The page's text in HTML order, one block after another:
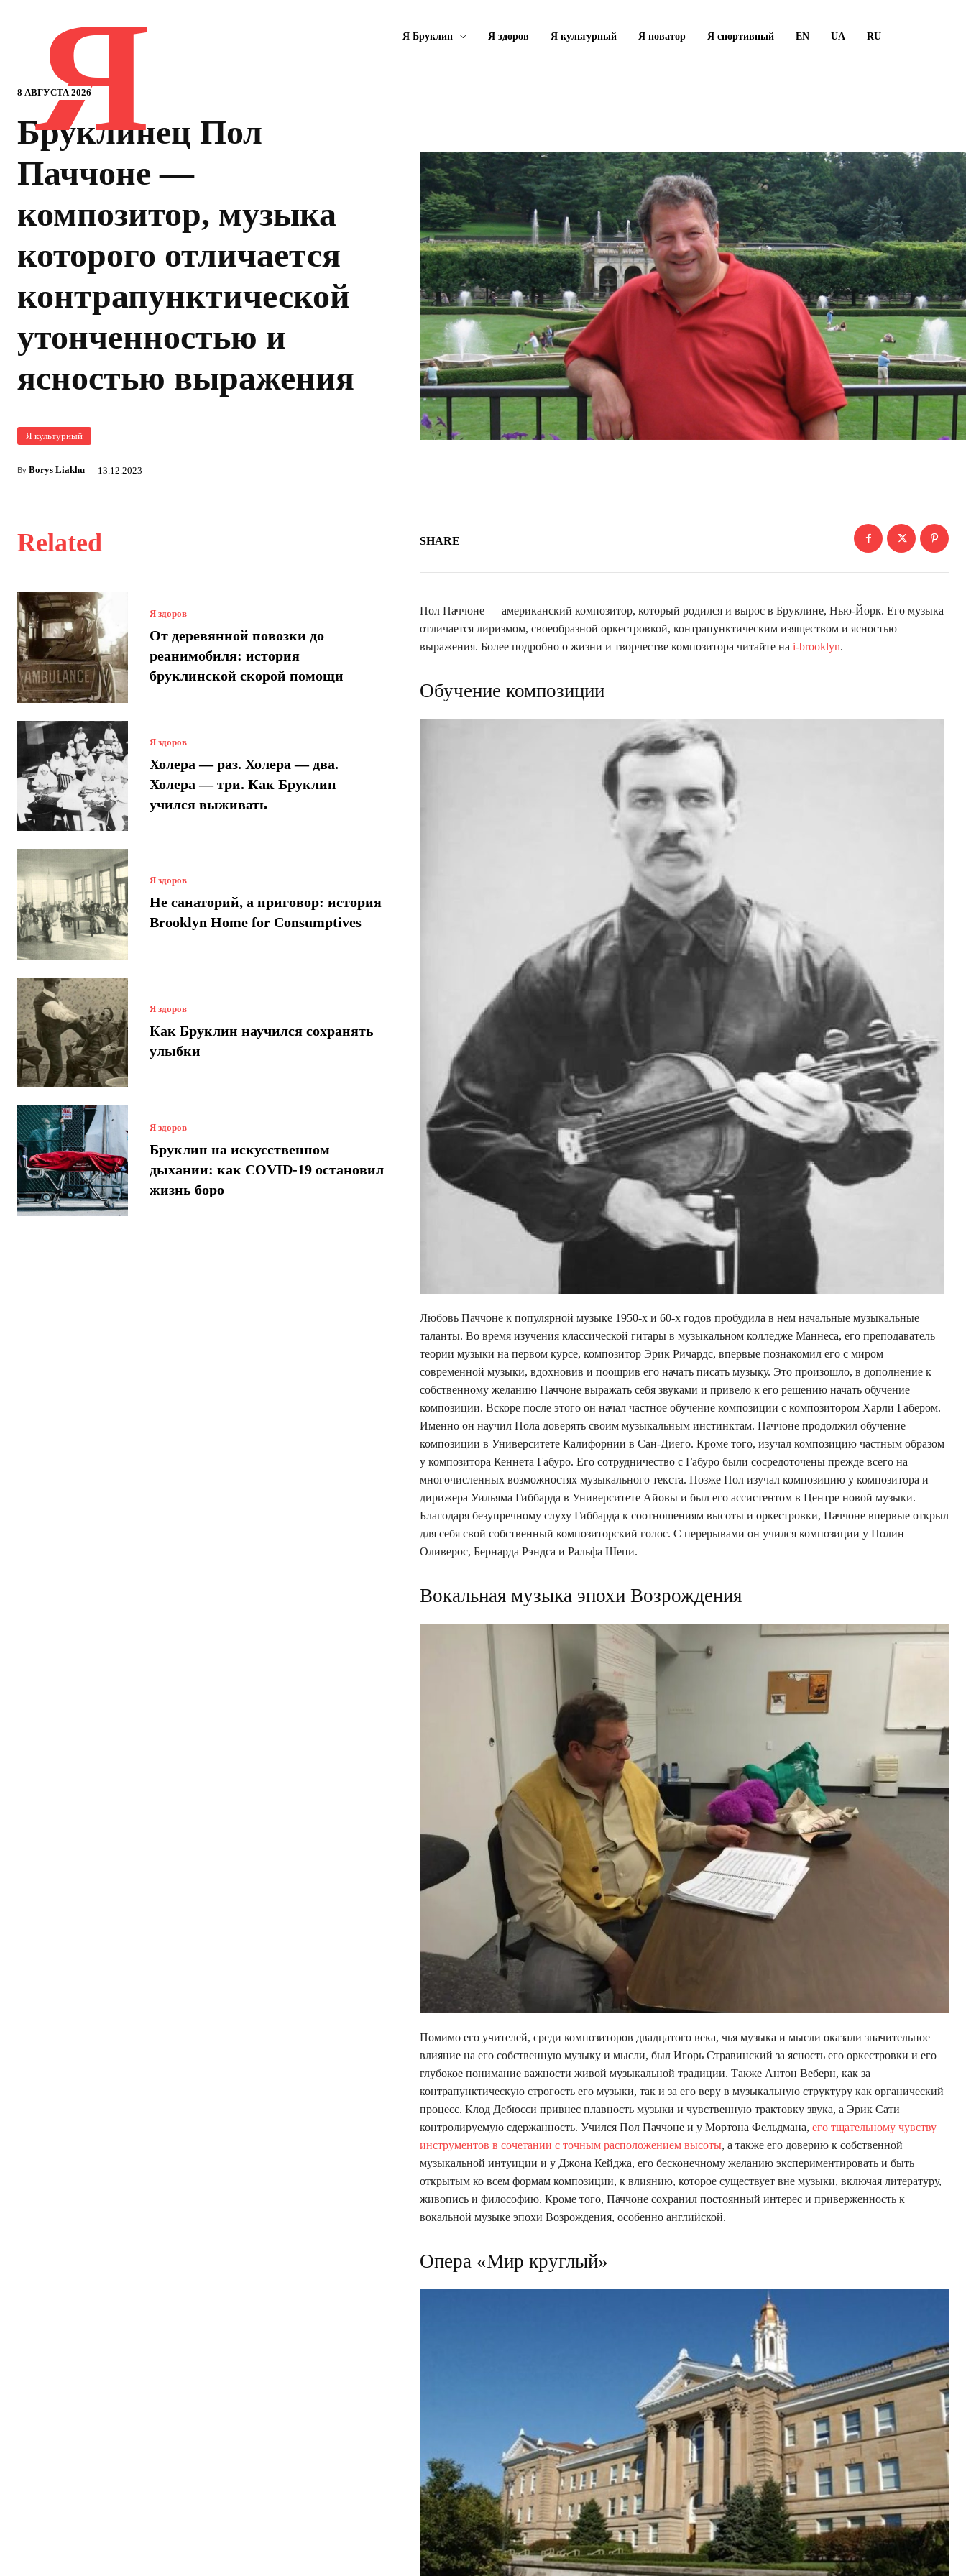
8 АВГУСТА 2026
Я Я Бруклин Я здоров Я культурный Я новатор Я спортивный EN UA RU
Бруклинец Пол
Паччоне —
композитор, музыка
которого отличается
контрапунктической
утонченностью и
ясностью выражения
Я культурный
By Borys Liakhu 13.12.2023
Related
Я здоров
От деревянной повозки до
реанимобиля: история
бруклинской скорой помощи
Я здоров
Холера — раз. Холера — два.
Холера — три. Как Бруклин
учился выживать
Я здоров
Не санаторий, а приговор: история
Brooklyn Home for Consumptives
Я здоров
Как Бруклин научился сохранять
улыбки
Я здоров
Бруклин на искусственном
дыхании: как COVID-19 остановил
жизнь боро
SHARE
Пол Паччоне — американский композитор, который родился и вырос в Бруклине, Нью-Йорк. Его музыка
отличается лиризмом, своеобразной оркестровкой, контрапунктическим изяществом и ясностью
выражения. Более подробно о жизни и творчестве композитора читайте на i-brooklyn.
Обучение композиции
Любовь Паччоне к популярной музыке 1950-х и 60-х годов пробудила в нем начальные музыкальные
таланты. Во время изучения классической гитары в музыкальном колледже Маннеса, его преподаватель
теории музыки на первом курсе, композитор Эрик Ричардс, впервые познакомил его с миром
современной музыки, вдохновив и поощрив его начать писать музыку. Это произошло, в дополнение к
собственному желанию Паччоне выражать себя звуками и привело к его решению начать обучение
композиции. Вскоре после этого он начал частное обучение композиции с композитором Харли Габером.
Именно он научил Пола доверять своим музыкальным инстинктам. Паччоне продолжил обучение
композиции в Университете Калифорнии в Сан-Диего. Кроме того, изучал композицию частным образом
у композитора Кеннета Габуро. Его сотрудничество с Габуро были сосредоточены прежде всего на
многочисленных возможностях музыкального текста. Позже Пол изучал композицию у композитора и
дирижера Уильяма Гиббарда в Университете Айовы и был его ассистентом в Центре новой музыки.
Благодаря безупречному слуху Гиббарда к соотношениям высоты и оркестровки, Паччоне впервые открыл
для себя свой собственный композиторский голос. С перерывами он учился композиции у Полин
Оливерос, Бернарда Рэндса и Ральфа Шепи.
Вокальная музыка эпохи Возрождения
Помимо его учителей, среди композиторов двадцатого века, чья музыка и мысли оказали значительное
влияние на его собственную музыку и мысли, был Игорь Стравинский за ясность его оркестровки и его
глубокое понимание важности живой музыкальной традиции. Также Антон Веберн, как за
контрапунктическую строгость его музыки, так и за его веру в музыкальную структуру как органический
процесс. Клод Дебюсси привнес плавность музыки и чувственную трактовку звука, а Эрик Сати
контролируемую сдержанность. Учился Пол Паччоне и у Мортона Фельдмана, его тщательному чувству
инструментов в сочетании с точным расположением высоты, а также его доверию к собственной
музыкальной интуиции и у Джона Кейджа, его бесконечному желанию экспериментировать и быть
открытым ко всем формам композиции, к влиянию, которое существует вне музыки, включая литературу,
живопись и философию. Кроме того, Паччоне сохранил постоянный интерес и приверженность к
вокальной музыке эпохи Возрождения, особенно английской.
Опера «Мир круглый»